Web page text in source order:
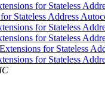
for Stateless
Stateless Address
for Stateless
for Stateless
for Stateless
for Stateless